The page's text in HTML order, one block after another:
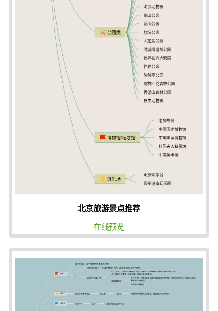
北京旅游景点推荐
在线预览